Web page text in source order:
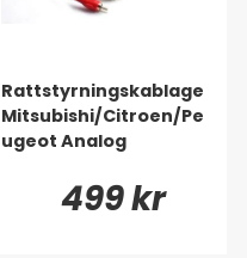
Rattstyrningskablage
Mitsubishi/Citroen/Pe
ugeot Analog
499 kr